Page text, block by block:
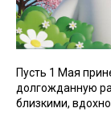
Пусть 1 Мая
долгожданную
близкими,